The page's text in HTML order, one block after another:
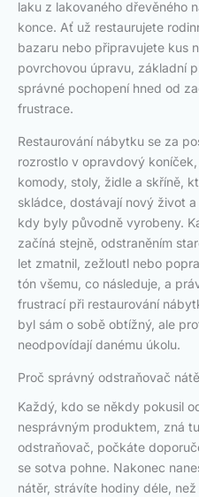
laku z lakovaného dřevěného
konce. Ať už restaurujete
bazaru nebo připravujete kus
povrchovou úpravu, základní
správné pochopení hned od
frustrace.
Restaurování nábytku se za
rozrostlo v opravdový
komody, stoly, židle a skříně,
skládce, dostávají nový život
kdy byly původně vyrobeny.
začíná stejně, odstraněním
let zmatnil, zežloutl nebo
tón všemu, co následuje, a
frustrací při restaurování
byl sám o sobě obtížný, ale
neodpovídají danému úkolu.
Proč správný odstraňovač
Každý, kdo se někdy pokusil
nesprávným produktem, zná
odstraňovač, počkáte
se sotva pohne. Nakonec
nátěr, strávíte hodiny déle,